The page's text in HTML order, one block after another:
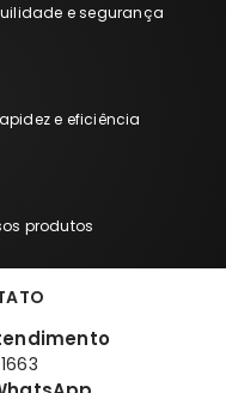
e segurança
e eficiência
produtos